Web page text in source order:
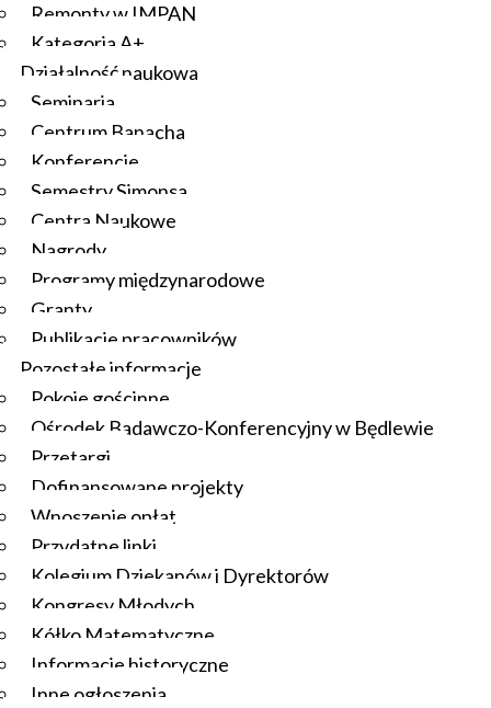
Remonty w IMPAN
Kategoria A+
Działalność naukowa
Seminaria
Centrum Banacha
Konferencje
Semestry Simonsa
Centra Naukowe
Nagrody
Programy międzynarodowe
Granty
Publikacje pracowników
Pozostałe informacje
Pokoje gościnne
Ośrodek Badawczo-Konferencyjny w Będlewie
Przetargi
Dofinansowane projekty
Wnoszenie opłat
Przydatne linki
Kolegium Dziekanów i Dyrektorów
Kongresy Młodych
Kółko Matematyczne
Informacje historyczne
Inne ogłoszenia